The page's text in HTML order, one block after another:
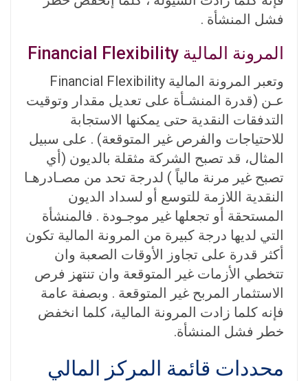
فشل المنشأة .
المرونة المالية Financial Flexibility
وتعبر المرونة المالية Financial Flexibility
عـن (قدرة المنشـأة على تعديل مقدار وتوقيت
التدفقات النقدية حتى يمكنها الاستجابة
للاحتياجات والفرص غير المتوقعة) . على سبيل
المثال، قد تصبح الشركة مثقلة بالديون (أي
تصبح غير مرنة مالياً ) لدرجة تحد من مصـادرهـا
النقدية اللازمة للتوسع أو لسداد الديون
المستحقة أو تجعلها غير موجـودة . فالمنشأة
التي لديها درجة كبيرة من المرونة المالية تكون
أكثر قدرة على تجاوز الأوقات الصعبة وان
تتخطي الأزمات غير المتوقعة وان تنتهز فرص
الاستثمار المربح غير المتوقعة . وبصفة عامة
فإنه كلما زادت المرونة المالية، كلما انخفض
خطر فشل المنشأة.
محددات قائمة المركز المالي